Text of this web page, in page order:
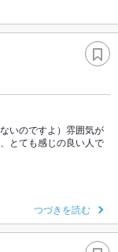
いのですよ）雰囲気が
とても感じの良い人で
つづきを読む